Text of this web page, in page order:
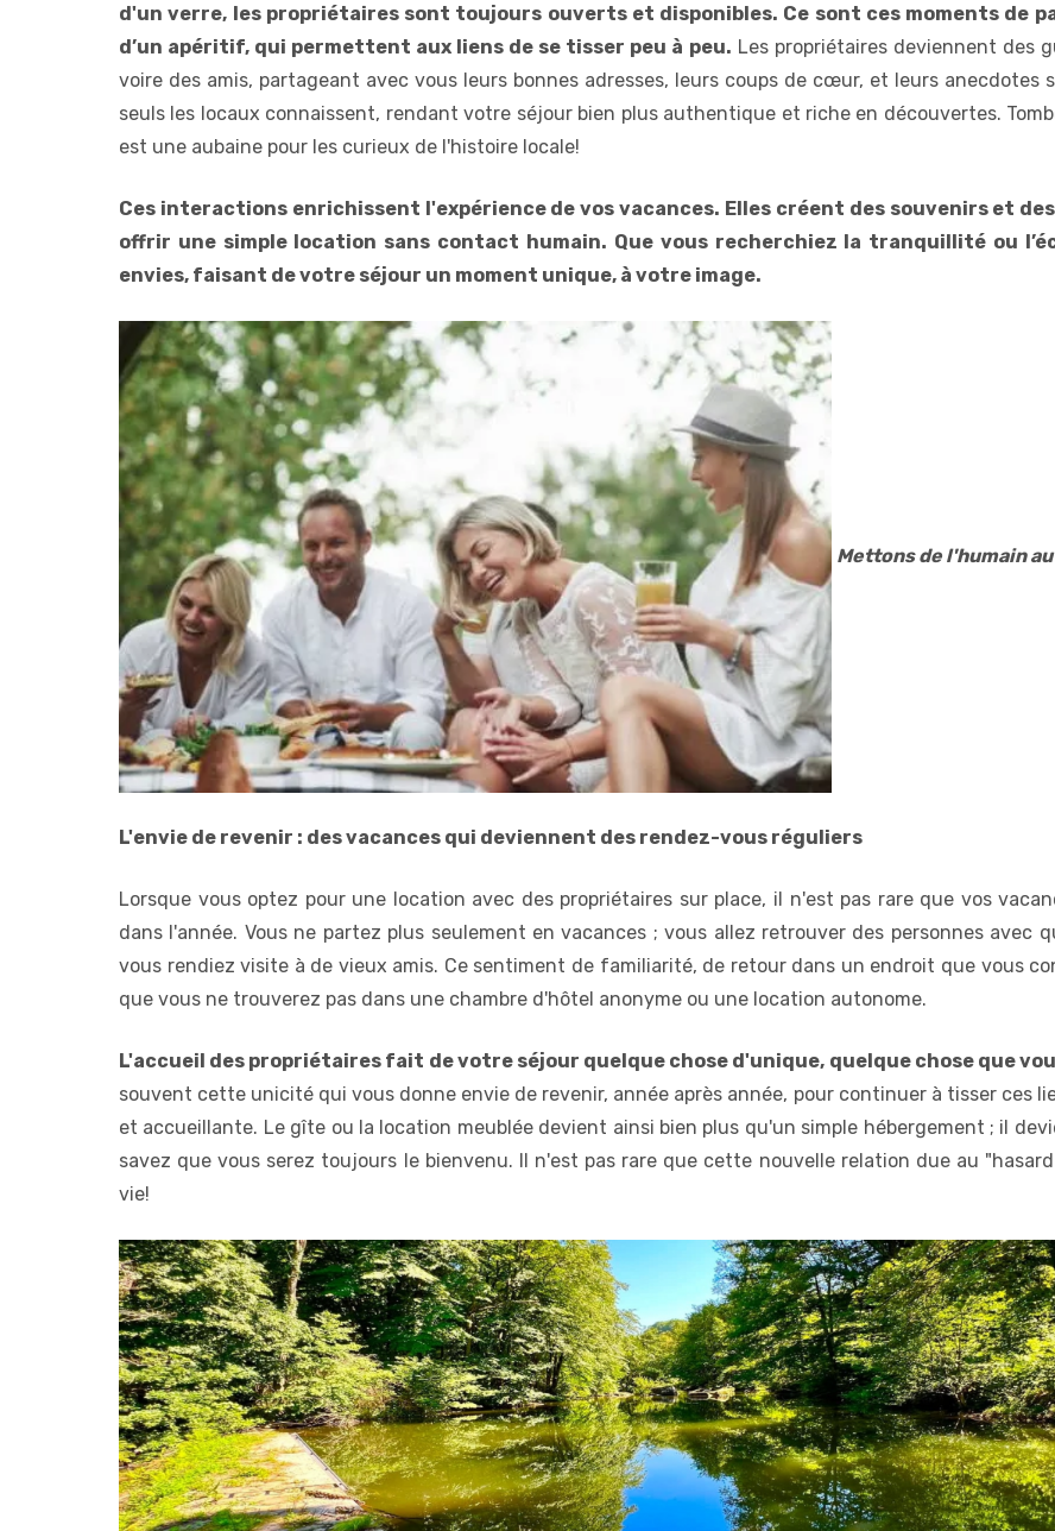
d'un verre, les propriétaires sont toujours ouverts et disponibles. Ce sont ces moments de
d’un apéritif, qui permettent aux liens de se tisser peu à peu. Les propriétaires deviennent des
voire des amis, partageant avec vous leurs bonnes adresses, leurs coups de cœur, et leurs anecdotes
seuls les locaux connaissent, rendant votre séjour bien plus authentique et riche en découvertes.
est une aubaine pour les curieux de l'histoire locale!
Ces interactions enrichissent l'expérience de vos vacances. Elles créent des souvenirs et
offrir une simple location sans contact humain. Que vous recherchiez la tranquillité ou
envies, faisant de votre séjour un moment unique, à votre image.
Mettons de l'humain
L'envie de revenir : des vacances qui deviennent des rendez-vous réguliers
Lorsque vous optez pour une location avec des propriétaires sur place, il n'est pas rare que vos
dans l'année. Vous ne partez plus seulement en vacances ; vous allez retrouver des personnes avec
vous rendiez visite à de vieux amis. Ce sentiment de familiarité, de retour dans un endroit que vous
que vous ne trouverez pas dans une chambre d'hôtel anonyme ou une location autonome.
L'accueil des propriétaires fait de votre séjour quelque chose d'unique, quelque chose que
souvent cette unicité qui vous donne envie de revenir, année après année, pour continuer à tisser ces
et accueillante. Le gîte ou la location meublée devient ainsi bien plus qu'un simple hébergement ; il
savez que vous serez toujours le bienvenu. Il n'est pas rare que cette nouvelle relation due au
vie!